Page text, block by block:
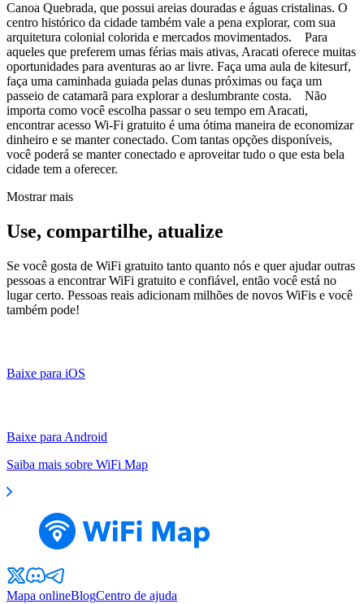
Canoa Quebrada, que possui areias douradas e águas cristalinas. O
centro histórico da cidade também vale a pena explorar, com sua
arquitetura colonial colorida e mercados movimentados. Para
aqueles que preferem umas férias mais ativas, Aracati oferece muitas
oportunidades para aventuras ao ar livre. Faça uma aula de kitesurf,
faça uma caminhada guiada pelas dunas próximas ou faça um
passeio de catamarã para explorar a deslumbrante costa. Não
importa como você escolha passar o seu tempo em Aracati,
encontrar acesso Wi-Fi gratuito é uma ótima maneira de economizar
dinheiro e se manter conectado. Com tantas opções disponíveis,
você poderá se manter conectado e aproveitar tudo o que esta bela
cidade tem a oferecer.
Mostrar mais
Use, compartilhe, atualize
Se você gosta de WiFi gratuito tanto quanto nós e quer ajudar outras
pessoas a encontrar WiFi gratuito e confiável, então você está no
lugar certo. Pessoas reais adicionam milhões de novos WiFis e você
também pode!
Baixe para iOS
Baixe para Android
Saiba mais sobre WiFi Map
Mapa onlineBlogCentro de ajuda